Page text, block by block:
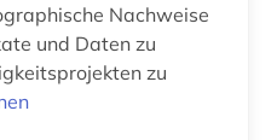
geschichte 1890-1920 (1)
geschichte 1900-2000 (1)
Nachweise
und Daten zu
zu